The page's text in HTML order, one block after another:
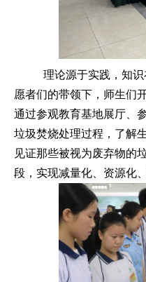
理论源于实践，知
愿者们的带领下，师生们
通过参观教育基地展厅、
垃圾焚烧处理过程，了解
见证那些被视为废弃物的
段，实现减量化、资源化